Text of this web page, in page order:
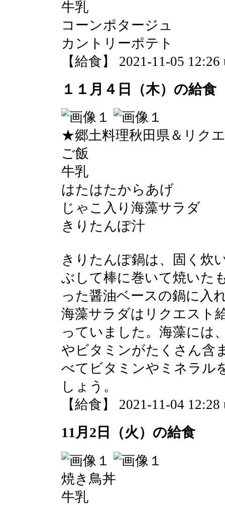
牛乳
コーンポタージュ
カントリーポテト
【給食】 2021-11-05 12:26
１１月４日（木）の給食
★郷土料理秋田県＆リク
ご飯
牛乳
はたはたからあげ
じゃこ入り海藻サラダ
きりたんぽ汁
きりたんぽ鍋は、固く炊
ぶして棒に巻いて焼いた
った醤油ベースの鍋に入
海藻サラダはリクエスト
っていました。海藻には
やビタミンがたくさん含
べてビタミンやミネラル
しょう。
【給食】 2021-11-04 12:28
11月2日（火）の給食
焼き鳥丼
牛乳